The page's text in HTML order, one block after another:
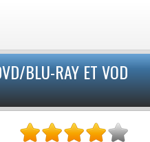
BLU-RAY ET VOD